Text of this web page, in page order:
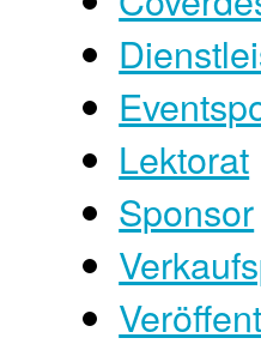
Lektorat
Sponsor